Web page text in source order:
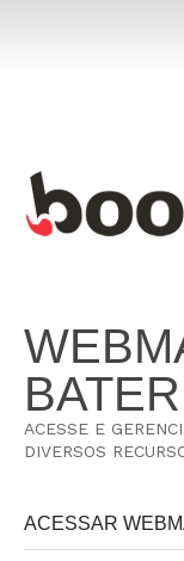
ACESSE E
DIVERSOS
ACESSAR